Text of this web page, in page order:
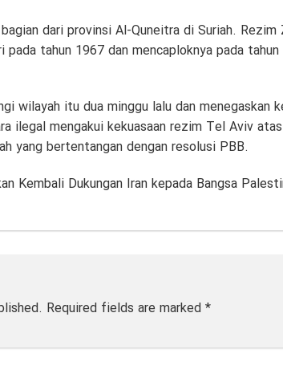
dari provinsi Al-Quneitra di Suriah.
pada tahun 1967 dan mencaploknya pada
wilayah itu dua minggu lalu dan menegaskan
ilegal mengakui kekuasaan rezim Tel Aviv
yang bertentangan dengan resolusi PBB.
Kembali Dukungan Iran kepada Bangsa
Required fields are marked *